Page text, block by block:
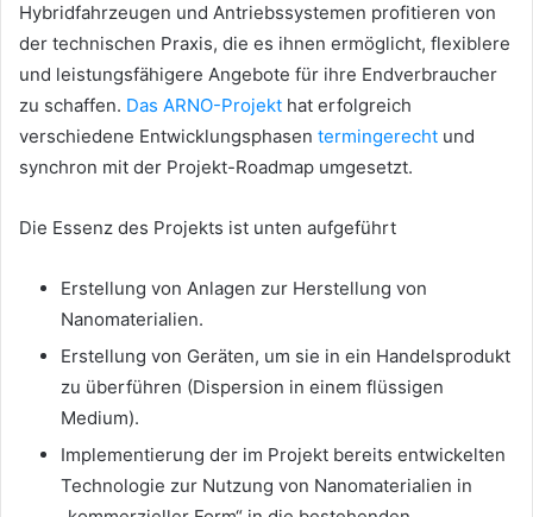
Hybridfahrzeugen und Antriebssystemen profitieren von
der technischen Praxis, die es ihnen ermöglicht, flexiblere
und leistungsfähigere Angebote für ihre Endverbraucher
zu schaffen. Das ARNO-Projekt hat erfolgreich
verschiedene Entwicklungsphasen termingerecht und
synchron mit der Projekt-Roadmap umgesetzt.
Die Essenz des Projekts ist unten aufgeführt
Erstellung von Anlagen zur Herstellung von
Nanomaterialien.
Erstellung von Geräten, um sie in ein Handelsprodukt
zu überführen (Dispersion in einem flüssigen
Medium).
Implementierung der im Projekt bereits entwickelten
Technologie zur Nutzung von Nanomaterialien in